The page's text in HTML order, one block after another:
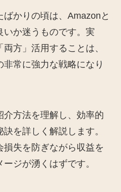
かりの頃は、Amazonと
か迷うものです。実
方」活用することは、
常に強力な戦略になり
方法を理解し、効率的
を詳しく解説します。
損失を防ぎながら収益を
ジが湧くはずです。